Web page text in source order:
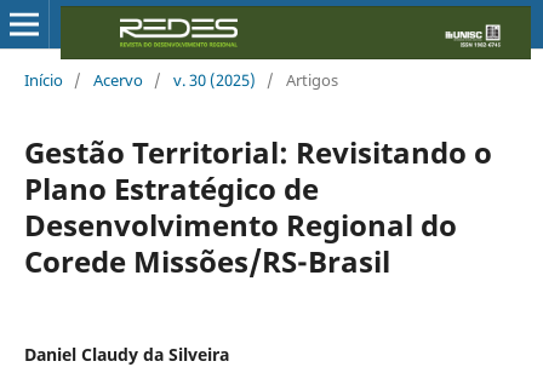
Início / Acervo / v. 30 (2025) / Artigos
Gestão Territorial: Revisitando o
Plano Estratégico de
Desenvolvimento Regional do
Corede Missões/RS-Brasil
Daniel Claudy da Silveira